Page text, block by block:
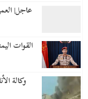
عاجل|
القوات
وكالة